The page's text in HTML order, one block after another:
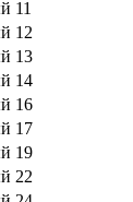
11
12
13
14
16
17
19
22